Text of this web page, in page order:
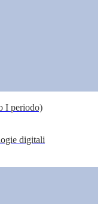
I periodo)
digitali